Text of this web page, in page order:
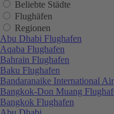
Beliebte Städte
Flughäfen
Regionen
Abu Dhabi Flughafen
Aqaba Flughafen
Bahrain Flughafen
Baku Flughafen
Bandaranaike International
Bangkok-Don Muang
Bangkok Flughafen